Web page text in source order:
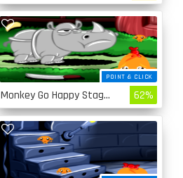
POINT & CLICK
Monkey Go Happy Stage 3 62%